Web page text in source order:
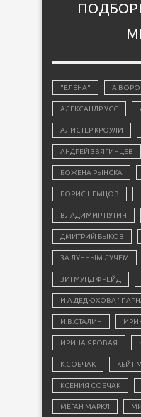
"ЕЛЕНА"
АЛЕКСАНДР УСС
АЛИСТЕР КРОУЛИ
АНДРЕЙ ЗВЯГИНЦЕВ
БОЖЕНА РЫНСКА
БОРИС НЕМЦОВ
ВЛАДИМИР ПУТИН
ДМИТРИЙ БЫКОВ
ЗА ЛУННЫМ ЛУЧЕМ
ЗИГМУНД ФРЕЙД
И.А.ДЕДЮХОВА
И.В.СТАЛИН
ИРИНА ЯРОВАЯ
К.СОБЧАК КЕЙТ
КСЕНИЯ СОБЧАК
МЕГАН МАРКЛ